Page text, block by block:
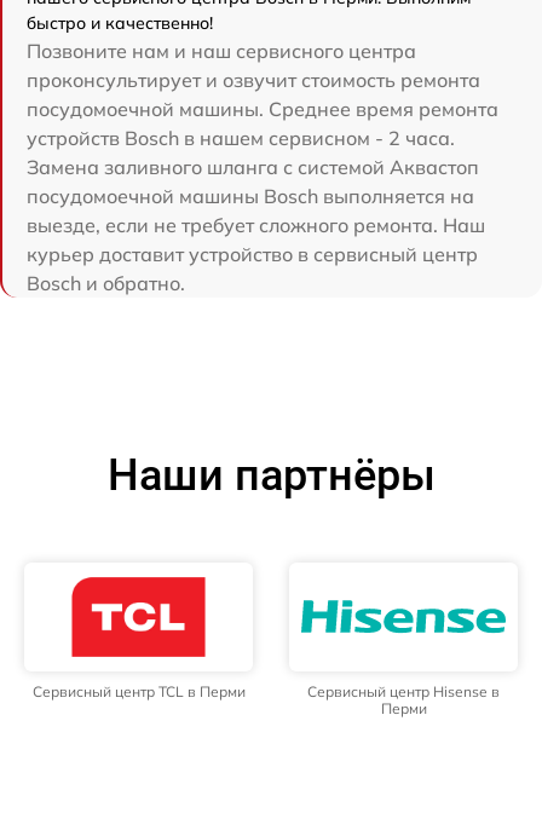
быстро и качественно!
Позвоните нам и наш сервисного центра
проконсультирует и озвучит стоимость ремонта
посудомоечной машины. Среднее время ремонта
устройств Bosch в нашем сервисном - 2 часа.
Замена заливного шланга с системой Аквастоп
посудомоечной машины Bosch выполняется на
выезде, если не требует сложного ремонта. Наш
курьер доставит устройство в сервисный центр
Bosch и обратно.
Наши партнёры
Сервисный центр TCL в Перми
Сервисный центр Hisense в
Перми